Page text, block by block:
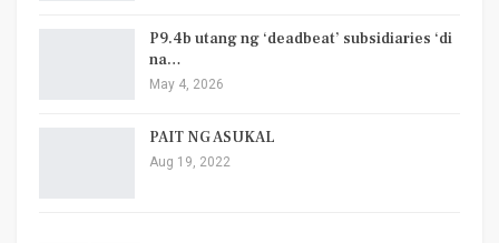
P9.4b utang ng ‘deadbeat’ subsidiaries ‘di
na…
May 4, 2026
PAIT NG ASUKAL
Aug 19, 2022